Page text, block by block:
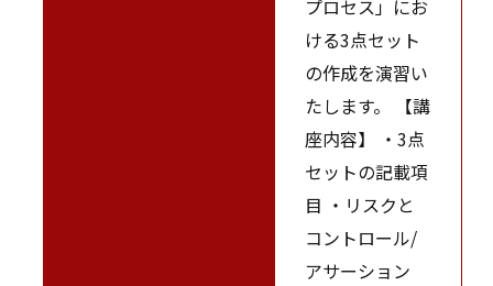
プロセス」にお
ける3点セット
の作成を演習い
たします。 【講
座内容】 ・3点
セットの記載項
目 ・リスクと
コントロール/
アサーション